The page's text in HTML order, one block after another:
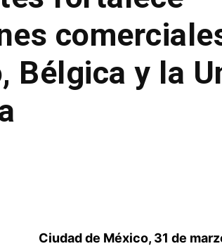
Bélgica y la
Ciudad de México, 31 de